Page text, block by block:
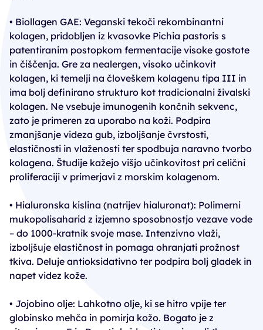
• Biollagen GAE: Veganski tekoči rekombinantni
kolagen, pridobljen iz kvasovke Pichia pastoris s
patentiranim postopkom fermentacije visoke gostote
in čiščenja. Gre za nealergen, visoko učinkovit
kolagen, ki temelji na človeškem kolagenu tipa III in
ima bolj definirano strukturo kot tradicionalni živalski
kolagen. Ne vsebuje imunogenih končnih sekvenc,
zato je primeren za uporabo na koži. Podpira
zmanjšanje videza gub, izboljšanje čvrstosti,
elastičnosti in vlaženosti ter spodbuja naravno tvorbo
kolagena. Študije kažejo višjo učinkovitost pri celični
proliferaciji v primerjavi z morskim kolagenom.
• Hialuronska kislina (natrijev hialuronat): Polimerni
mukopolisaharid z izjemno sposobnostjo vezave vode
– do 1000-kratnik svoje mase. Intenzivno vlaži,
izboljšuje elastičnost in pomaga ohranjati prožnost
tkiva. Deluje antioksidativno ter podpira bolj gladek in
napet videz kože.
• Jojobino olje: Lahkotno olje, ki se hitro vpije ter
globinsko mehča in pomirja kožo. Bogato je z